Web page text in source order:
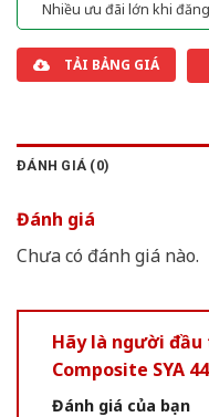
Nhiều ưu đãi lớn khi
TẢI BẢNG GIÁ
ĐÁNH GIÁ (0)
Đánh giá
Chưa có đánh giá nào.
Hãy là người
Composite SYA
Đánh giá của bạn